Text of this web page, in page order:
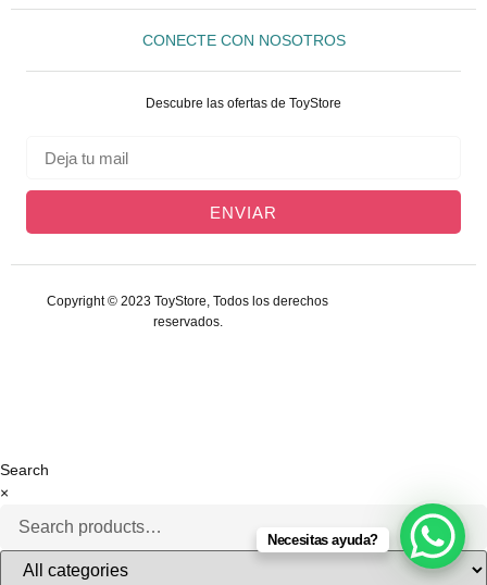
CONECTE CON NOSOTROS
Descubre las ofertas de ToyStore
ENVIAR
Copyright © 2023 ToyStore, Todos los derechos
reservados.
Necesitas ayuda?
Search
×